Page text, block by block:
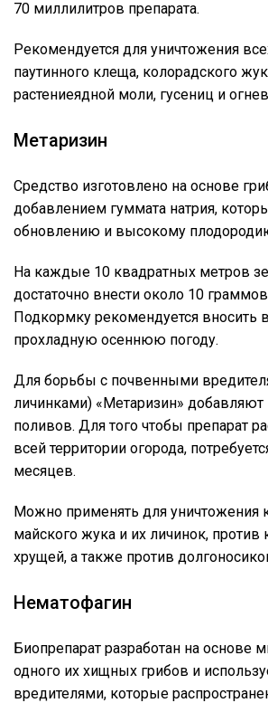
70 миллилитров препарата.
Рекомендуется для уничтожения
паутинного клеща, колорадского
растениеядной моли, гусениц и
Метаризин
Средство изготовлено на основе
добавлением гуммата натрия,
обновлению и высокому
На каждые 10 квадратных метров
достаточно внести около 10
Подкормку рекомендуется вносить
прохладную осеннюю погоду.
Для борьбы с почвенными
личинками) «Метаризин» добавляют
поливов. Для того чтобы препарат
всей территории огорода,
месяцев.
Можно применять для уничтожения
майского жука и их личинок, против
хрущей, а также против
Нематофагин
Биопрепарат разработан на основе
одного их хищных грибов и
вредителями, которые